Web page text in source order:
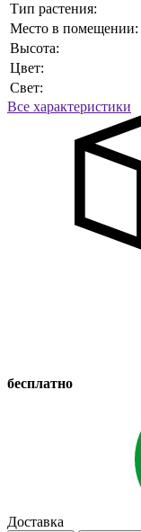
Тип растения:
Место в помещении:
Высота:
Цвет:
Свет:
Все характеристики
бесплатно
Доставка